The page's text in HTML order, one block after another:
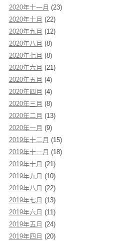
2020年十一月 (23)
2020年十月 (22)
2020年九月 (12)
2020年八月 (8)
2020年七月 (8)
2020年六月 (21)
2020年五月 (4)
2020年四月 (4)
2020年三月 (8)
2020年二月 (13)
2020年一月 (9)
2019年十二月 (15)
2019年十一月 (18)
2019年十月 (21)
2019年九月 (10)
2019年八月 (22)
2019年七月 (13)
2019年六月 (11)
2019年五月 (24)
2019年四月 (20)